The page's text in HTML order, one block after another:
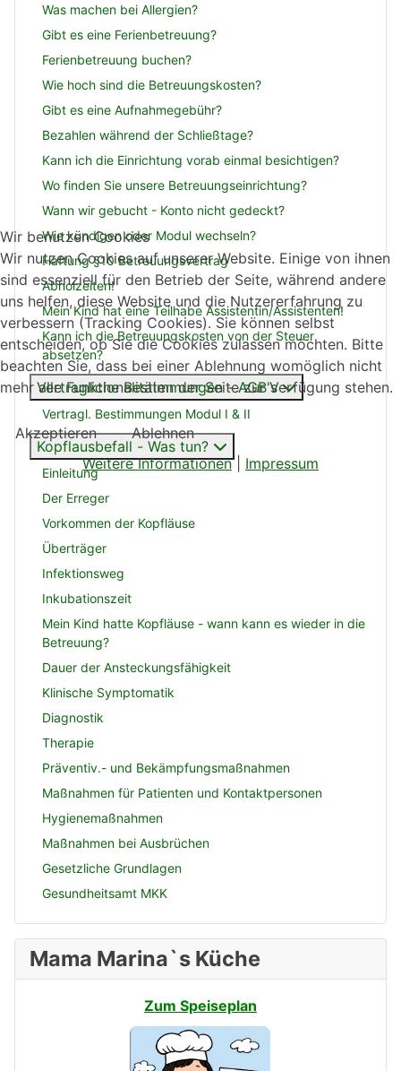
Was machen bei Allergien?
Gibt es eine Ferienbetreuung?
Ferienbetreuung buchen?
Wie hoch sind die Betreuungskosten?
Gibt es eine Aufnahmegebühr?
Bezahlen während der Schließtage?
Kann ich die Einrichtung vorab einmal besichtigen?
Wo finden Sie unsere Betreuungseinrichtung?
Wann wir gebucht - Konto nicht gedeckt?
Wie kündigen oder Modul wechseln?
Haftung §10 Betreuungsvertrag
Abholzeiten!
Mein Kind hat eine Teilhabe Assistentin/Assistenten!
Kann ich die Betreuungskosten von der Steuer
absetzen?
Vertragliche Bestimmungen - AGB's
Vertragl. Bestimmungen Modul I & II
Kopflausbefall - Was tun?
Einleitung
Der Erreger
Vorkommen der Kopfläuse
Überträger
Infektionsweg
Inkubationszeit
Mein Kind hatte Kopfläuse - wann kann es wieder in die
Betreuung?
Dauer der Ansteckungsfähigkeit
Klinische Symptomatik
Diagnostik
Therapie
Präventiv.- und Bekämpfungsmaßnahmen
Maßnahmen für Patienten und Kontaktpersonen
Hygienemaßnahmen
Maßnahmen bei Ausbrüchen
Gesetzliche Grundlagen
Gesundheitsamt MKK
Mama Marina`s Küche
Zum Speiseplan
Wir benutzen Cookies
Wir nutzen Cookies auf unserer Website. Einige von ihnen
sind essenziell für den Betrieb der Seite, während andere
uns helfen, diese Website und die Nutzererfahrung zu
verbessern (Tracking Cookies). Sie können selbst
entscheiden, ob Sie die Cookies zulassen möchten. Bitte
beachten Sie, dass bei einer Ablehnung womöglich nicht
mehr alle Funktionalitäten der Seite zur Verfügung stehen.
Akzeptieren
Ablehnen
Weitere Informationen| Impressum